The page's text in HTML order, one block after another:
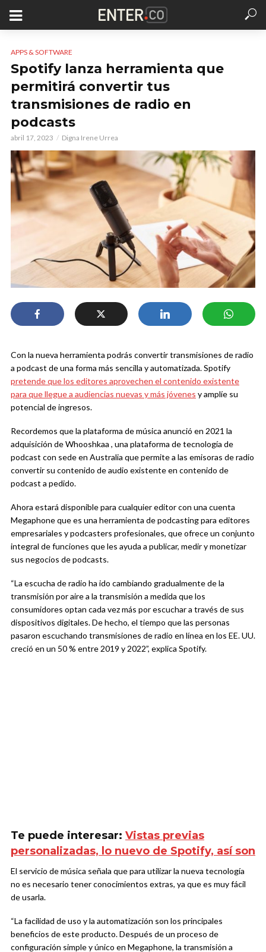
APPS & SOFTWARE
Spotify lanza herramienta que
permitirá convertir tus
transmisiones de radio en
podcasts
abril 17, 2023 Digna Irene Urrea
Con la nueva herramienta podrás convertir transmisiones de radio
a podcast de una forma más sencilla y automatizada. Spotify
pretende que los editores aprovechen el contenido existente
para que llegue a audiencias nuevas y más jóvenes y amplíe su
potencial de ingresos.
Recordemos que la plataforma de música anunció en 2021 la
adquisición de Whooshkaa , una plataforma de tecnología de
podcast con sede en Australia que permite a las emisoras de radio
convertir su contenido de audio existente en contenido de
podcast a pedido.
Ahora estará disponible para cualquier editor con una cuenta
Megaphone que es una herramienta de podcasting para editores
empresariales y podcasters profesionales, que ofrece un conjunto
integral de funciones que les ayuda a publicar, medir y monetizar
sus negocios de podcasts.
“La escucha de radio ha ido cambiando gradualmente de la
transmisión por aire a la transmisión a medida que los
consumidores optan cada vez más por escuchar a través de sus
dispositivos digitales. De hecho, el tiempo que las personas
pasaron escuchando transmisiones de radio en línea en los EE. UU.
creció en un 50 % entre 2019 y 2022”, explica Spotify.
Te puede interesar: Vistas previas
personalizadas, lo nuevo de Spotify, así son
El servicio de música señala que para utilizar la nueva tecnología
no es necesario tener conocimientos extras, ya que es muy fácil
de usarla.
“La facilidad de uso y la automatización son los principales
beneficios de este producto. Después de un proceso de
configuración simple y único en Megaphone, la transmisión a